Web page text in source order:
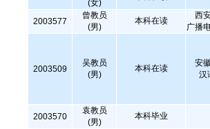
(女)
2003577
曾教员
(男)
本科在读
西
广播
2003509
吴教员
(男)
本科在读
安
汉
2003570
袁教员
(男)
本科毕业